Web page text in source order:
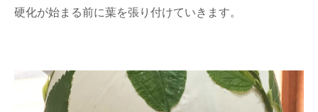
硬化が始まる前に葉を張り付けていきます。